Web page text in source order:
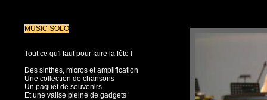
MUSIC SOLO
Tout ce qu'l faut pour faire la fête !
Des sinthés, micros et amplification
Une collection de chansons
Un paquet de souvenirs
Et une valise pleine de gadgets